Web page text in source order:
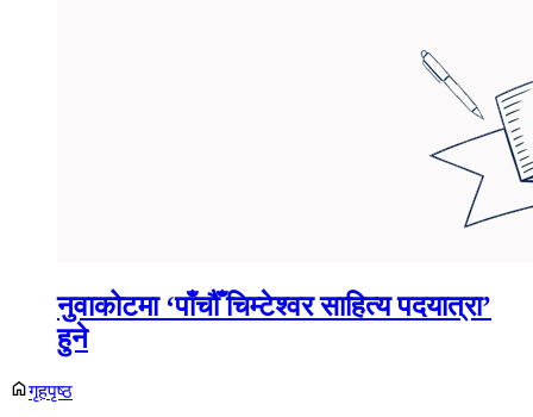
नुवाकोटमा ‘पाँचौँ चिम्टेश्वर साहित्य पदयात्रा’
हुने
गृहपृष्ठ